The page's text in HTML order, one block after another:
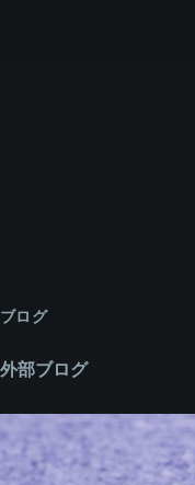
ブログ
外部ブログ